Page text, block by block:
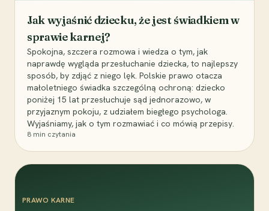
Jak wyjaśnić dziecku, że jest świadkiem w
sprawie karnej?
Spokojna, szczera rozmowa i wiedza o tym, jak
naprawdę wygląda przesłuchanie dziecka, to najlepszy
sposób, by zdjąć z niego lęk. Polskie prawo otacza
małoletniego świadka szczególną ochroną: dziecko
poniżej 15 lat przesłuchuje sąd jednorazowo, w
przyjaznym pokoju, z udziałem biegłego psychologa.
Wyjaśniamy, jak o tym rozmawiać i co mówią przepisy.
8 min czytania
PRAWO KARNE